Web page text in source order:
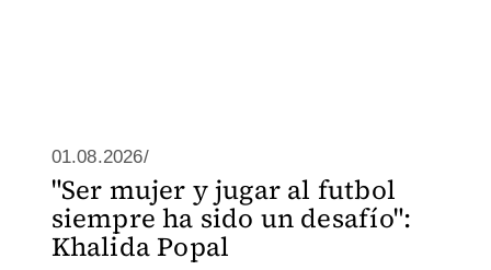
01.08.2026/
"Ser mujer y jugar al futbol
siempre ha sido un desafío":
Khalida Popal